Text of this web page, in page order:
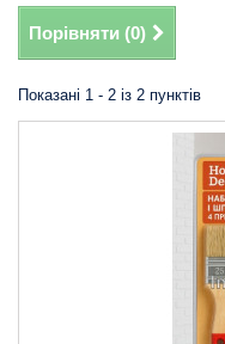
Порівняти (0)
Показані 1 - 2 із 2 пунктів